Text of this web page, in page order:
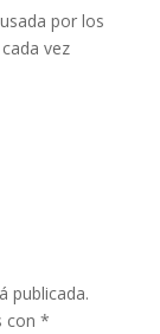
por los
vez
publicada.
con *